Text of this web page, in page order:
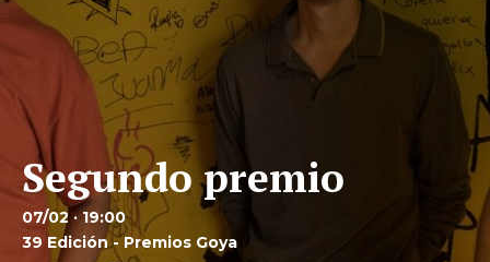
Segundo premio
07/02 · 19:00
39 Edición - Premios Goya